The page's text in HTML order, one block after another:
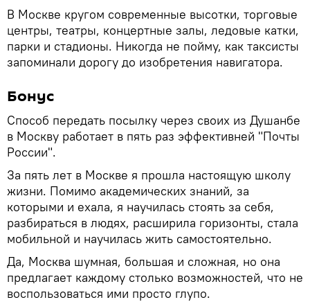
В Москве кругом современные высотки, торговые
центры, театры, концертные залы, ледовые катки,
парки и стадионы. Никогда не пойму, как таксисты
запоминали дорогу до изобретения навигатора.
Бонус
Способ передать посылку через своих из Душанбе
в Москву работает в пять раз эффективней "Почты
России".
За пять лет в Москве я прошла настоящую школу
жизни. Помимо академических знаний, за
которыми и ехала, я научилась стоять за себя,
разбираться в людях, расширила горизонты, стала
мобильной и научилась жить самостоятельно.
Да, Москва шумная, большая и сложная, но она
предлагает каждому столько возможностей, что не
воспользоваться ими просто глупо.